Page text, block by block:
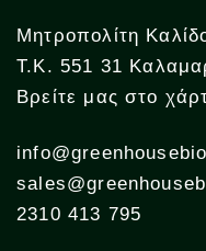
Μητροπολίτη
Τ.Κ. 551 31
Βρείτε μας στο
2310 413 795